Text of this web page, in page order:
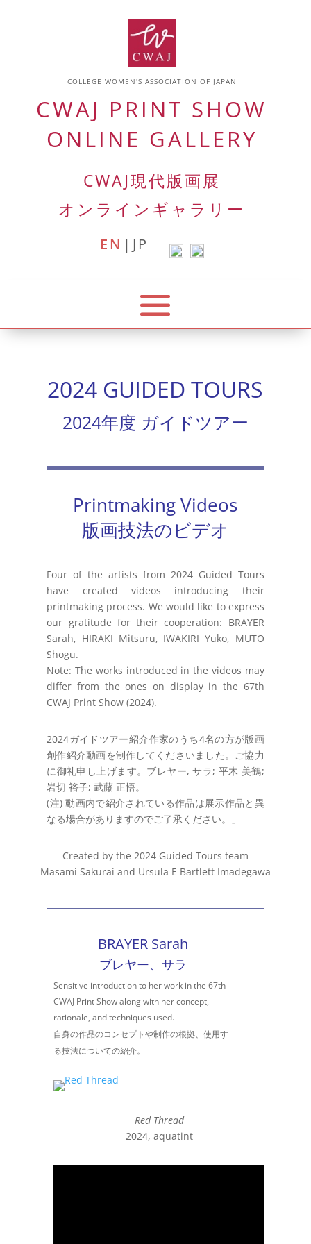
COLLEGE WOMEN'S ASSOCIATION OF JAPAN
CWAJ PRINT SHOW
ONLINE GALLERY
CWAJ現代版画展
オンラインギャラリー
EN | JP
2024 GUIDED TOURS
2024年度 ガイドツアー
Printmaking Videos
版画技法のビデオ
Four of the artists from 2024 Guided Tours
have created videos introducing their
printmaking process. We would like to express
our gratitude for their cooperation: BRAYER
Sarah, HIRAKI Mitsuru, IWAKIRI Yuko, MUTO
Shogu.
Note: The works introduced in the videos may
differ from the ones on display in the 67th
CWAJ Print Show (2024).
2024ガイドツアー紹介作家のうち4名の方が版画
創作紹介動画を制作してくださいました。ご協力
に御礼申し上げます。 ブレヤー, サラ; 平木 美鶴;
岩切 裕子; 武藤 正悟。
(注) 動画内で紹介されている作品は展示作品と異
なる場合がありますのでご了承ください。」
Created by the 2024 Guided Tours team
Masami Sakurai and Ursula E Bartlett Imadegawa
BRAYER Sarah
ブレヤー、サラ
Sensitive introduction to her work in the67th
CWAJ Print Show along with her concept,
rationale, and techniques used.
自身の作品のコンセプトや制作の根拠、使用す
る技法についての紹介。
Red Thread
2024, aquatint